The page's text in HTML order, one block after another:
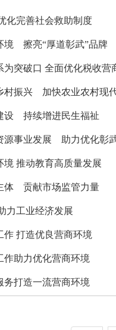
化完善社会救助制度
境 擦亮“厚道彰武”品牌
突破口 全面优化税收营
村振兴 加快农业农村现
设 持续增进民生福祉
源事业发展 助力优化彰
推动教育高质量发展
体 贡献市场监管力量
力工业经济发展
作 打造优良营商环境
作助力优化营商环境
务打造一流营商环境